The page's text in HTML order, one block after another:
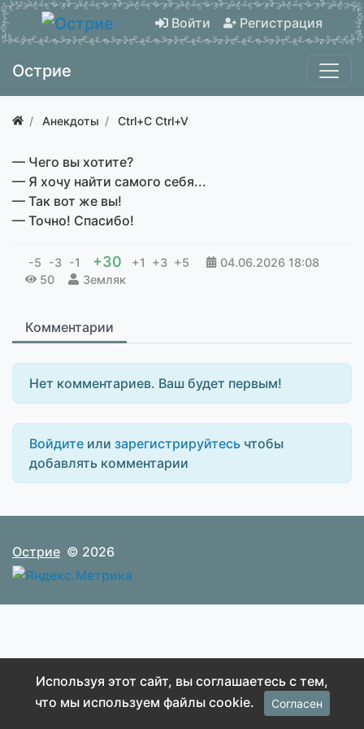
Войти Регистрация
Острие
Анекдоты Ctrl+C Ctrl+V
— Чего вы хотите?
— Я хочу найти самого себя...
— Так вот же вы!
— Точно! Спасибо!
-5 -3 -1 +30 +1 +3 +5 04.06.2026 18:08
50
Земляк
Комментарии
Нет комментариев. Ваш будет первым!
Войдите или зарегистрируйтесь чтобы
добавлять комментарии
Острие © 2026
Используя этот сайт, вы соглашаетесь с тем,
что мы используем файлы cookie.
Согласен